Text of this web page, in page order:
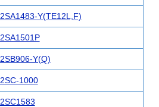
2SA1483-Y(TE12L,F)
2SA1501P
2SB906-Y(Q)
2SC-1000
2SC1583